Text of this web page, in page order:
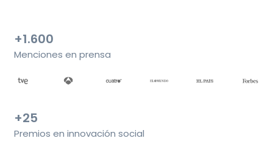
+1.600
Menciones en prensa
+25
Premios en innovación social